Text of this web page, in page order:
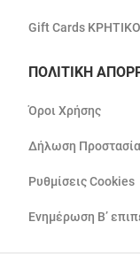
Gift Cards
ΠΟΛΙΤΙΚΗ
Όροι Χρήσης
Δήλωση
Ρυθμίσεις Cookies
Ενημέρωση Β’